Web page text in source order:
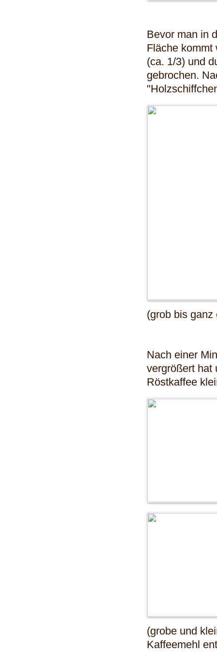
Bevor man in
Fläche kommt
(ca. 1/3) und
gebrochen.
(grob bis
Nach einer
vergrößert hat
Röstkaffee
(grobe und
Kaffeemehl